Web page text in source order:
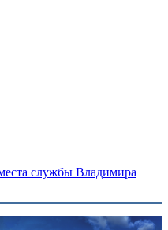
службы Владимира